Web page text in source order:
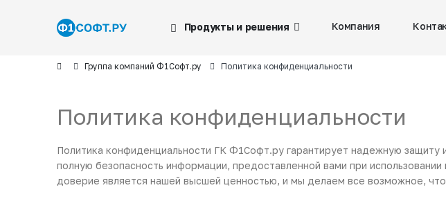
Продукты и решения Компания
Группа компаний Ф1Софт.ру Политика конфиденциальности
Политика конфиденциальности
Политика конфиденциальности ГК Ф1Софт.ру гарантирует надежную
полную безопасность информации, предоставленной вами при
доверие является нашей высшей ценностью, и мы делаем все возможное,